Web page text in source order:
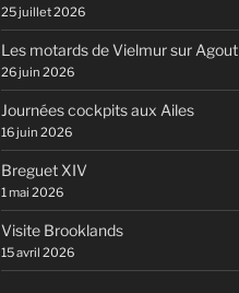
25 juillet 2026
Les motards de Vielmur sur Agout
26 juin 2026
Journées cockpits aux Ailes
16 juin 2026
Breguet XIV
1 mai 2026
Visite Brooklands
15 avril 2026